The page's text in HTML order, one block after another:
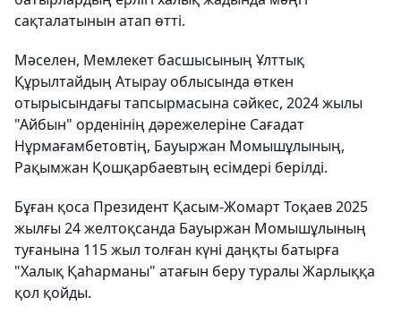
сақталатынын атап өтті.
Мәселен, Мемлекет басшысының Ұлттық
Құрылтайдың Атырау облысында өткен
отырысындағы тапсырмасына сәйкес, 2024 жылы
"Айбын" орденінің дәрежелеріне Сағадат
Нұрмағамбетовтің, Бауыржан Момышұлының,
Рақымжан Қошқарбаевтың есімдері берілді.
Бұған қоса Президент Қасым-Жомарт Тоқаев 2025
жылғы 24 желтоқсанда Бауыржан Момышұлының
туғанына 115 жыл толған күні даңқты батырға
"Халық Қаһарманы" атағын беру туралы Жарлыққа
қол қойды.